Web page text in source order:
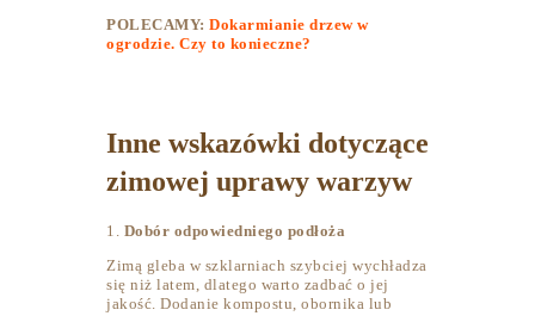
POLECAMY: Dokarmianie drzew w
ogrodzie. Czy to konieczne?
Inne wskazówki dotyczące
zimowej uprawy warzyw
1. Dobór odpowiedniego podłoża
Zimą gleba w szklarniach szybciej wychładza
się niż latem, dlatego warto zadbać o jej
jakość. Dodanie kompostu, obornika lub